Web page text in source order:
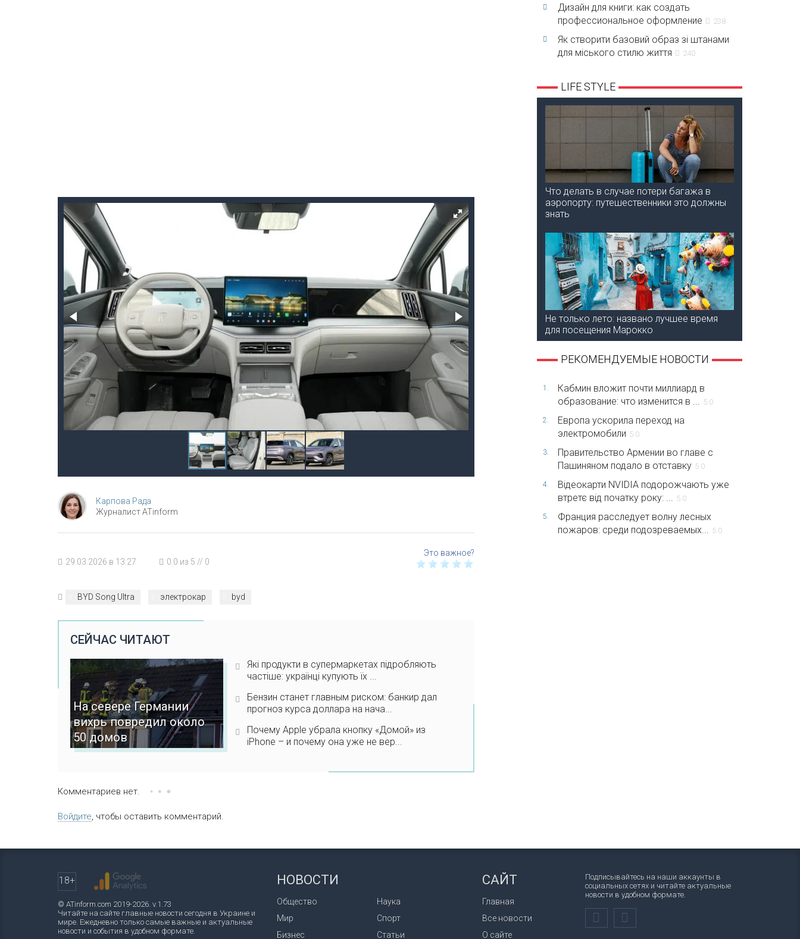
Карпова Рада
Журналист ATinform
29.03.2026 в 13:27 0.0 из 5 // 0
BYD Song Ultra электрокар byd
СЕЙЧАС ЧИТАЮТ
На севере Германии
вихрь повредил около
50 домов
Які продукти в супермаркетах підробляють
частіше: українці купують їх ...
Бензин станет главным риском: банкир дал
прогноз курса доллара на нача...
Почему Apple убрала кнопку «Домой» из
iPhone – и почему она уже не вер...
Комментариев нет.
Войдите, чтобы оставить комментарий.
Дизайн для книги: как создать
профессиональное оформление
238
Як створити базовий образ зі штанами
для міського стилю життя
240
LIFE STYLE
Что делать в случае потери багажа в
аэропорту: путешественники это должны
знать
Не только лето: названо лучшее время
для посещения Марокко
РЕКОМЕНДУЕМЫЕ НОВОСТИ
1.
Кабмин вложит почти миллиард в
образование: что изменится в ...
5.0
2.
Европа ускорила переход на
электромобили 5.0
3.
Правительство Армении во главе с
Пашиняном подало в отставку 5.0
4.
Відеокарти NVIDIA подорожчають уже
втретє від початку року: ...
5.0
5.
Франция расследует волну лесных
пожаров: среди подозреваемых...
5.0
18+
© ATinform.com 2019-2026. v.1.73
Читайте на сайте главные новости сегодня в Украине и
мире. Ежедневно только самые важные и актуальные
новости и события в удобном формате.
НОВОСТИ
Общество
Мир
Бизнес
Наука
Спорт
Статьи
САЙТ
Главная
Все новости
О сайте
Подписывайтесь на наши аккаунты в
социальных сетях и читайте актуальные
новости в удобном формате.